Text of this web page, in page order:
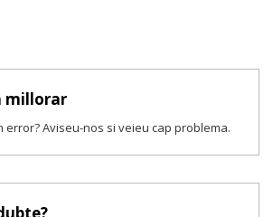
millorar
error? Aviseu-nos si veieu cap problema.